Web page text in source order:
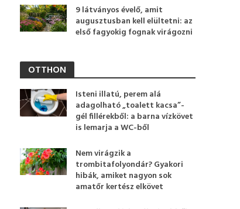
9 látványos évelő, amit
augusztusban kell elültetni: az
első fagyokig fognak virágozni
OTTHON
Isteni illatú, perem alá
adagolható „toalett kacsa”-
gél fillérekből: a barna vízkövet
is lemarja a WC-ből
Nem virágzik a
trombitafolyondár? Gyakori
hibák, amiket nagyon sok
amatőr kertész elkövet